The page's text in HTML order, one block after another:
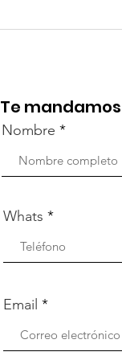
Te
Nombre
Whats
Email